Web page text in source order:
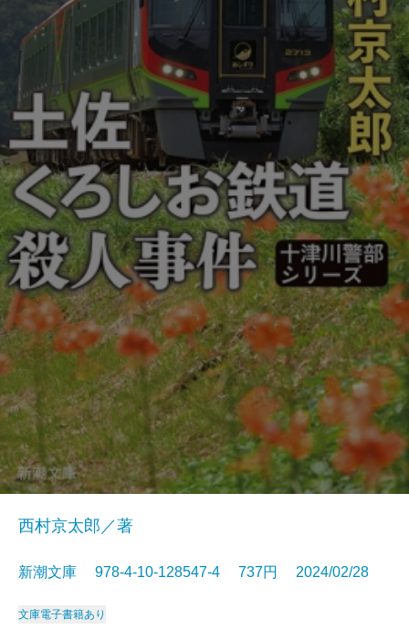
西村京太郎／著
新潮文庫 978-4-10-128547-4 737円 2024/02/28
文庫電子書籍あり